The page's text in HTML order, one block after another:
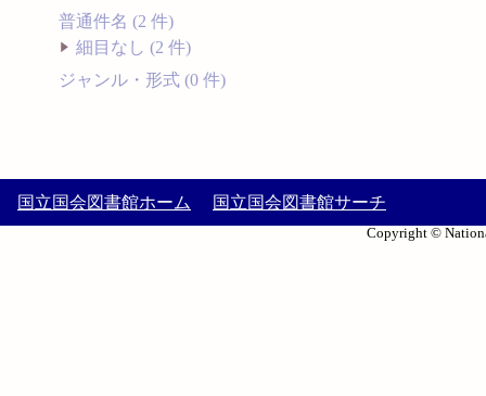
普通件名 (2 件)
細目なし (2 件)
ジャンル・形式 (0 件)
国立国会図書館ホーム 国立国会図書館サーチ
Copyright ©